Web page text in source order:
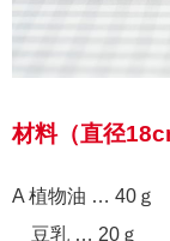
材料（直径
A 植物油 … 40ｇ
豆乳 … 20ｇ